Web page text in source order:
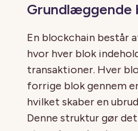
Grundlæggende
En blockchain består
hvor hver blok
transaktioner. Hver
forrige blok gennem
hvilket skaber en
Denne struktur gør